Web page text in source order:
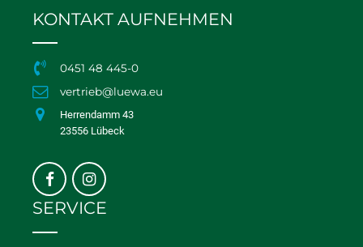
KONTAKT AUFNEHMEN
0451 48 445-0
vertrieb@luewa.eu
Herrendamm 43
23556 Lübeck
SERVICE